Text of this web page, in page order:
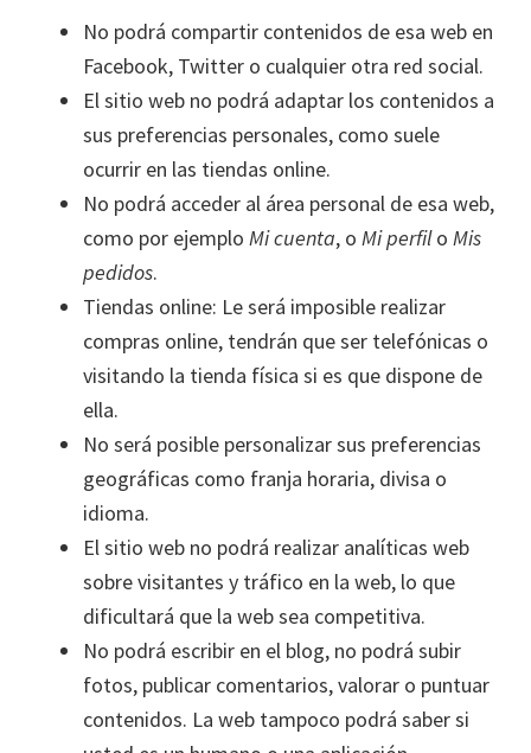
No podrá compartir contenidos de esa web en
Facebook, Twitter o cualquier otra red social.
El sitio web no podrá adaptar los contenidos a
sus preferencias personales, como suele
ocurrir en las tiendas online.
No podrá acceder al área personal de esa web,
como por ejemplo Mi cuenta, o Mi perfilo Mis
pedidos.
Tiendas online: Le será imposible realizar
compras online, tendrán que ser telefónicas o
visitando la tienda física si es que dispone de
ella.
No será posible personalizar sus preferencias
geográficas como franja horaria, divisa o
idioma.
El sitio web no podrá realizar analíticas web
sobre visitantes y tráfico en la web, lo que
dificultará que la web sea competitiva.
No podrá escribir en el blog, no podrá subir
fotos, publicar comentarios, valorar o puntuar
contenidos. La web tampoco podrá saber si